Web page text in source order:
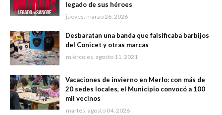
legado de sus héroes
jueves, marzo 26, 2026
Desbaratan una banda que falsificaba barbijos
del Conicet y otras marcas
miércoles, agosto 11, 2021
Vacaciones de invierno en Merlo: con más de
20 sedes locales, el Municipio convocó a 100
mil vecinos
martes, agosto 04, 2026